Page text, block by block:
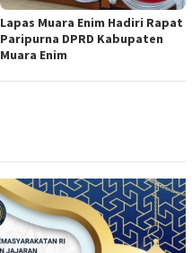
Lapas Muara Enim Hadiri Rapat
Paripurna DPRD Kabupaten
Muara Enim